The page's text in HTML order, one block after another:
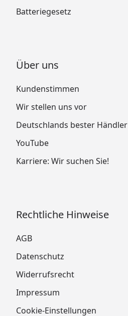
Batteriegesetz
Über uns
Kundenstimmen
Wir stellen uns vor
Deutschlands bester Händler
YouTube
Karriere: Wir suchen Sie!
Rechtliche Hinweise
AGB
Datenschutz
Widerrufsrecht
Impressum
Cookie-Einstellungen